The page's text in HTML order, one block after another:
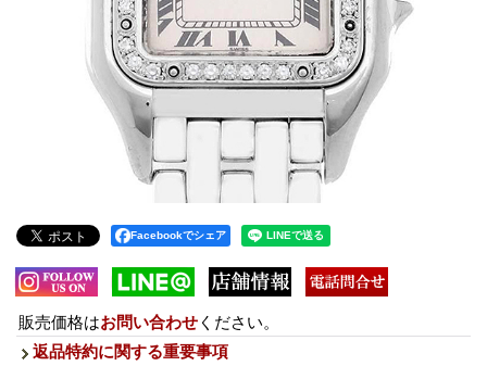
Facebookでシェア
販売価格はお問い合わせ ください。
返品特約に関する重要事項